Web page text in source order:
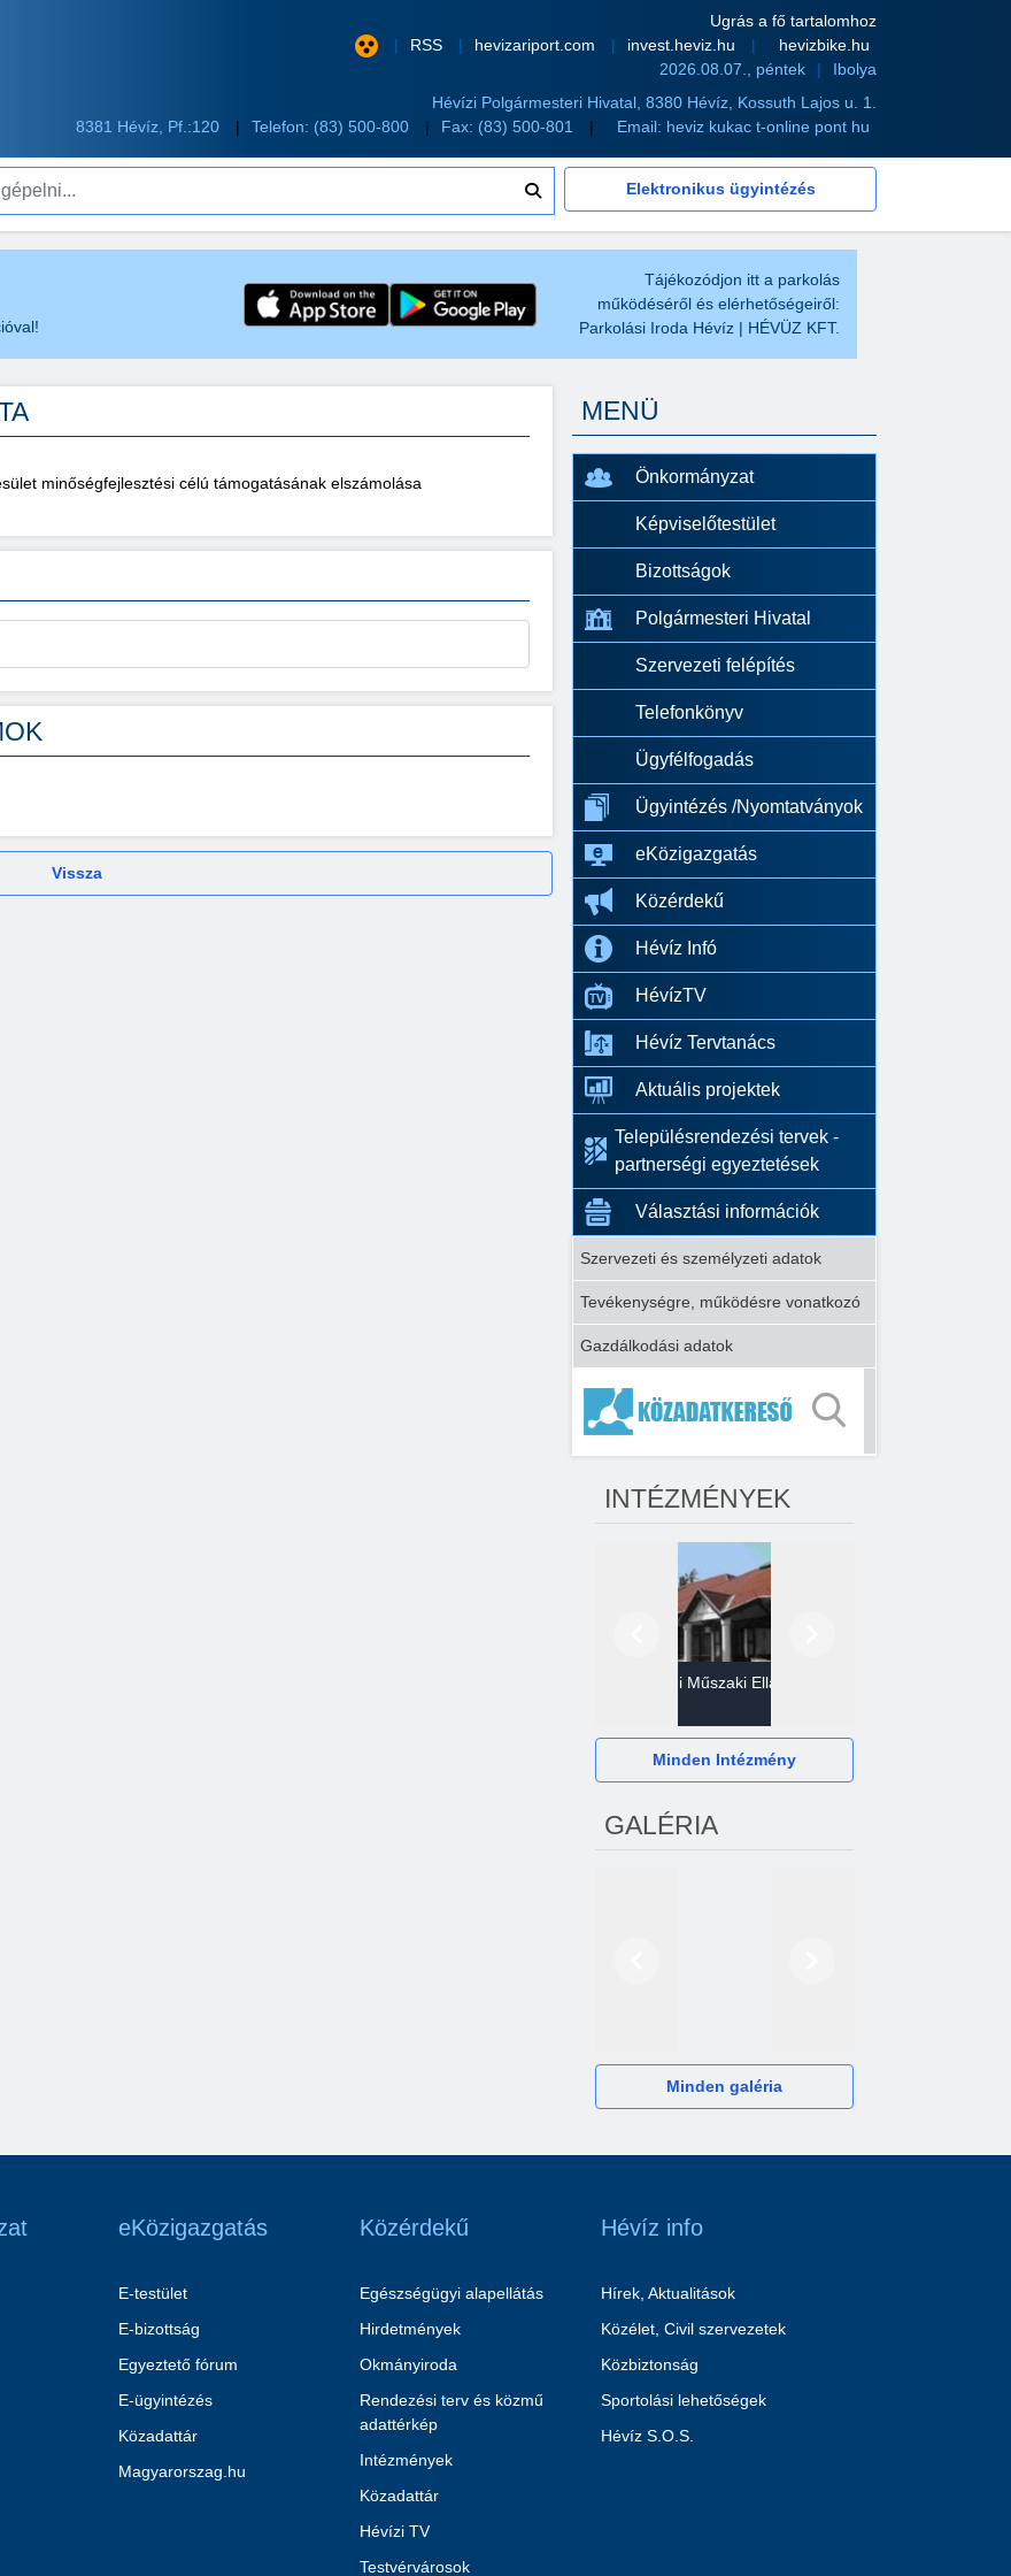
Ugrás a fő tartalomhoz
RSS
hevizariport.com invest.heviz.hu
hevizbike.hu
2026.08.07., péntek
Ibolya
Hévízi Polgármesteri Hivatal, 8380 Hévíz, Kossuth Lajos u. 1.
8381 Hévíz, Pf.:120
Telefon: (83) 500-800 Fax: (83) 500-801 Email: heviz kukac t-online pont hu
Elektronikus ügyintézés
Tájékozódjon itt a parkolás
működéséről és elérhetőségeiről:
Parkolási Iroda Hévíz | HÉVÜZ KFT.
minőségfejlesztési célú támogatásának elszámolása
Vissza
MENÜ
Önkormányzat
Képviselőtestület
Bizottságok
Polgármesteri Hivatal
Szervezeti felépítés
Telefonkönyv
Ügyfélfogadás
Ügyintézés /Nyomtatványok
eKözigazgatás
Közérdekű
Hévíz Infó
HévízTV
Hévíz Tervtanács
Aktuális projektek
Településrendezési tervek -
partnerségi egyeztetések
Választási információk
Szervezeti és személyzeti adatok
Tevékenységre, működésre vonatkozó
Gazdálkodási adatok
INTÉZMÉNYEK
Gazdasági Műszaki Ellátó
Minden Intézmény
GALÉRIA
Minden galéria
eKözigazgatás
E-testület
E-bizottság
Egyeztető fórum
E-ügyintézés
Közadattár
Magyarorszag.hu
Közérdekű
Egészségügyi alapellátás
Hirdetmények
Okmányiroda
Rendezési terv és közmű
adattérkép
Intézmények
Közadattár
Hévízi TV
Testvérvárosok
Hévíz info
Hírek, Aktualitások
Közélet, Civil szervezetek
Közbiztonság
Sportolási lehetőségek
Hévíz S.O.S.